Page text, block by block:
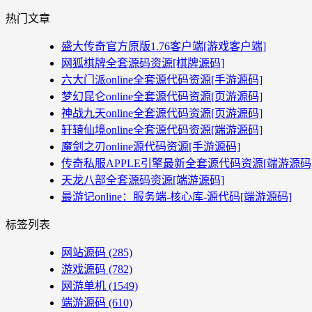
热门文章
盛大传奇官方原版1.76客户端[游戏客户端]
网狐棋牌全套源码资源[棋牌源码]
六大门派online全套源代码资源[手游源码]
梦幻昆仑online全套源代码资源[页游源码]
神战九天online全套源代码资源[页游源码]
轩辕仙境online全套源代码资源[端游源码]
魔剑之刃online源代码资源[手游源码]
传奇私服APPLE引擎最新全套源代码资源[端游源
天龙八部全套源码资源[端游源码]
最游记online：服务端-核心库-源代码[端游源码]
标签列表
网站源码 (285)
游戏源码 (782)
网游单机 (1549)
端游源码 (610)